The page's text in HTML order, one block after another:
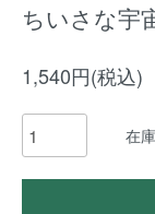
ちいさな宇
1,540円(税込)
在